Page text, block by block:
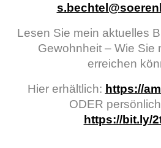
Lesen Sie mein aktuelles
Gewohnheit – Wie Sie
erreichen
Hier erhältlich: https://
ODER
https://bit.ly/